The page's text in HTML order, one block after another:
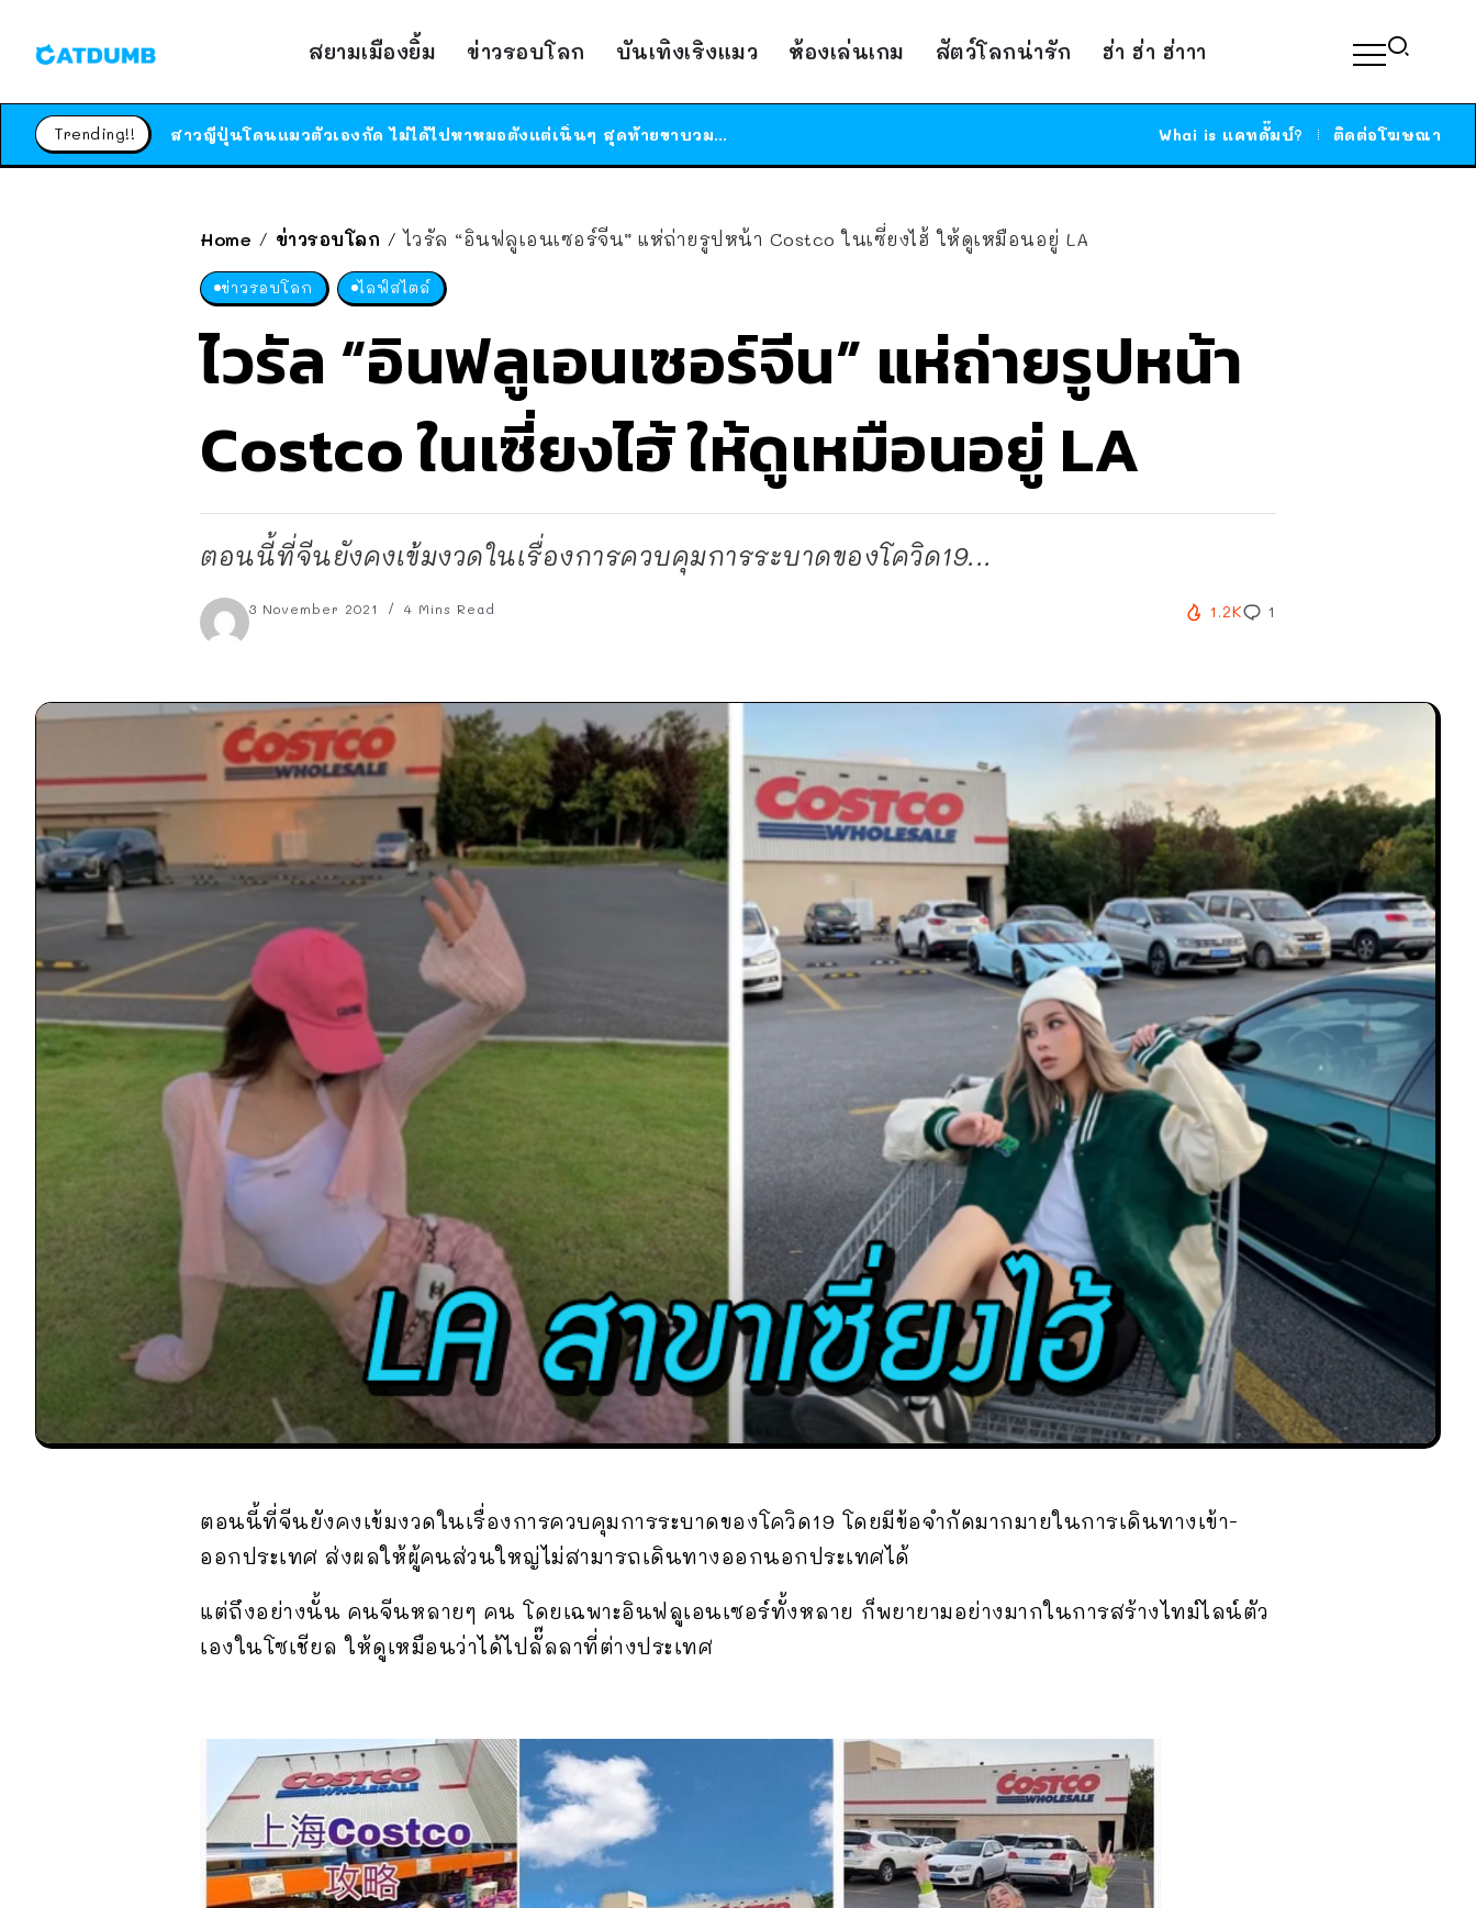
สยามเมืองยิ้ม ข่าวรอบโลก บันเทิงเริงแมว ห้องเล่นเกม สัตว์โลกน่ารัก ฮ่า ฮ่า ฮ่าาา
Trending!!
ร้านอาหารในนิวยอร์กประกาศปิดตัวลง หลังอยู่มานานกว่า 45 ปี ติดป้ายขอบคุณลูกค้าทุกคน แถมสูตรทำไวท์ซอสให้แบบจัดเต็ม
ได้เวลาเด็กหนวดรวมตัว RF Online Next เปิดให้เล่นแล้ว เกม Sci-Fi MMORPG ระดับตำนาน เล่นได้ทั้งมือถือและ PC Whai is แคทดั๊มบ์? ติดต่อโฆษณา
Home / ข่าวรอบโลก / ไวรัล “อินฟลูเอนเซอร์จีน” แห่ถ่ายรูปหน้า Costco ในเซี่ยงไฮ้ ให้ดูเหมือนอยู่ LA
ข่าวรอบโลก ไลฟ์สไตล์
ไวรัล “อินฟลูเอนเซอร์จีน” แห่ถ่ายรูปหน้า
Costco ในเซี่ยงไฮ้ ให้ดูเหมือนอยู่ LA
ตอนนี้ที่จีนยังคงเข้มงวดในเรื่องการควบคุมการระบาดของโควิด19...
3 November 2021 4 Mins Read 1.2K 1
ตอนนี้ที่จีนยังคงเข้มงวดในเรื่องการควบคุมการระบาดของโควิด19 โดยมีข้อจำกัดมากมายในการเดินทางเข้า-
ออกประเทศ ส่งผลให้ผู้คนส่วนใหญ่ไม่สามารถเดินทางออกนอกประเทศได้
แต่ถึงอย่างนั้น คนจีนหลายๆ คน โดยเฉพาะอินฟลูเอนเซอร์ทั้งหลาย ก็พยายามอย่างมากในการสร้างไทม์ไลน์ตัว
เองในโซเชียล ให้ดูเหมือนว่าได้ไปลั๊ลลาที่ต่างประเทศ